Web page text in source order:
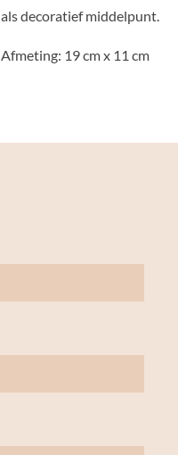
als decoratief middelpunt.
Afmeting: 19 cm x 11 cm